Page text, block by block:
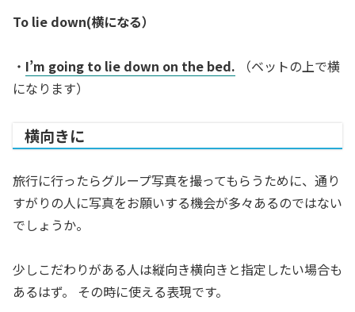
To lie down(横になる）
・ I’m going to lie down on the bed. （ベットの上で横
になります）
横向きに
旅行に行ったらグループ写真を撮ってもらうために、通り
すがりの人に写真をお願いする機会が多々あるのではない
でしょうか。
少しこだわりがある人は縦向き横向きと指定したい場合も
あるはず。 その時に使える表現です。